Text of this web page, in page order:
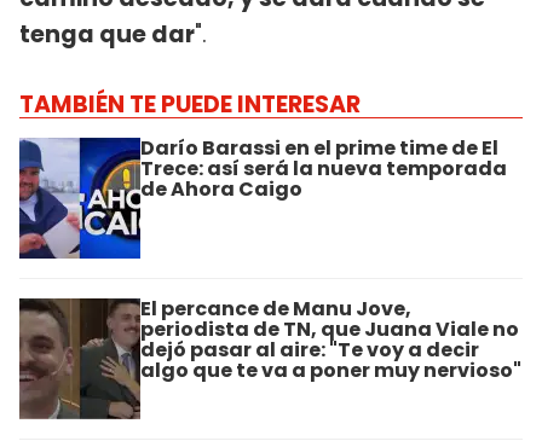
tenga que dar".
TAMBIÉN TE PUEDE INTERESAR
Darío Barassi en el prime time de El
Trece: así será la nueva temporada
de Ahora Caigo
El percance de Manu Jove,
periodista de TN, que Juana Viale no
dejó pasar al aire: "Te voy a decir
algo que te va a poner muy nervioso"